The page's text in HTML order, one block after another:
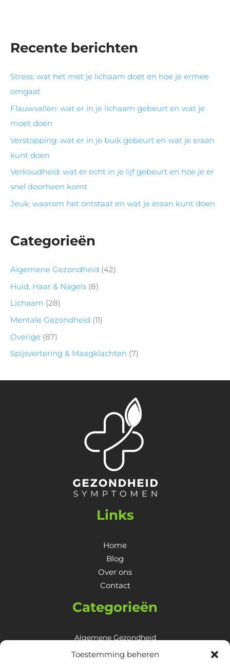
Toestemming beheren
Recente berichten
Stress: wat het met je lichaam doet en hoe je ermee
omgaat
Flauwvallen: wat er in je lichaam gebeurt en wat je
moet doen
Verstopping: wat er in je buik gebeurt en wat je eraan
kunt doen
Verkoudheid: wat er echt in je lijf gebeurt en hoe je er
snel doorheen komt
Jeuk: waarom het ontstaat en wat je eraan kunt doen
Categorieën
Algemene Gezondheid (42)
Huid, Haar & Nagels (8)
Lichaam (28)
Mentale Gezondheid (11)
Overige (87)
Spijsvertering & Maagklachten (7)
Links
Home
Blog
Over ons
Contact
Categorieën
Algemene Gezondheid
Huid, Haar & Nagels